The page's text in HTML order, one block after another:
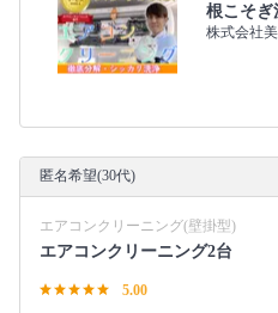
根こそぎ
株式会社美
匿名希望(30代)
エアコンクリーニング(壁掛型)
エアコンクリーニング2台
5.00